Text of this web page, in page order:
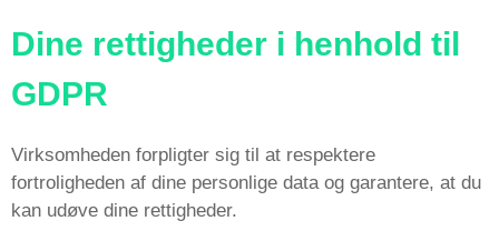
Dine rettigheder i henhold til
GDPR
Virksomheden forpligter sig til at respektere
fortroligheden af ​​dine personlige data og garantere, at du
kan udøve dine rettigheder.